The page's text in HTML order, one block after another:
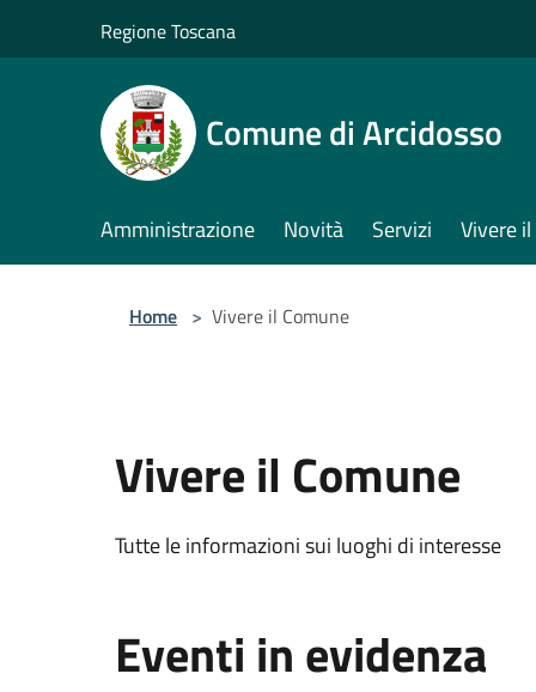
Regione Toscana
Comune di Arcidosso
Amministrazione Novità Servizi Vivere
Home > Vivere il Comune
Vivere il Comune
Tutte le informazioni sui luoghi di interesse
Eventi in evidenza